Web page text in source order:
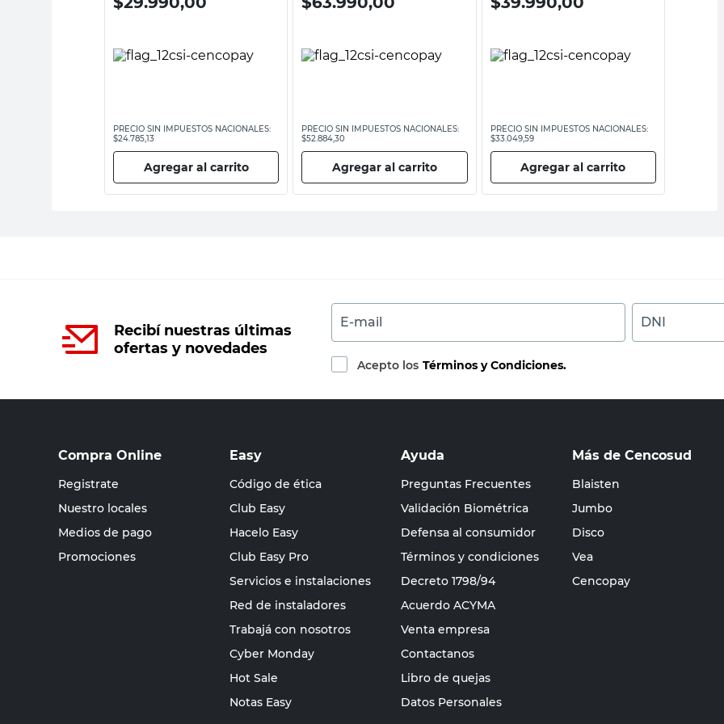
PRECIO SIN IMPUESTOS NACIONALES:
$24.785,13
Agregar al carrito
PRECIO SIN IMPUESTOS NACIONALES:
$52.884,30
Agregar al carrito
PRECIO SIN IMPUESTOS NACIONALES:
$33.049,59
Agregar al carrito
Recibí nuestras últimas
ofertas y novedades
E-mail DNI
Acepto los Términos y Condiciones.
Compra Online
Registrate
Nuestro locales
Medios de pago
Promociones
Easy
Código de ética
Club Easy
Hacelo Easy
Club Easy Pro
Servicios e instalaciones
Red de instaladores
Trabajá con nosotros
Cyber Monday
Hot Sale
Notas Easy
Ayuda
Preguntas Frecuentes
Validación Biométrica
Defensa al consumidor
Términos y condiciones
Decreto 1798/94
Acuerdo ACYMA
Venta empresa
Contactanos
Libro de quejas
Datos Personales
Más de Cencosud
Blaisten
Jumbo
Disco
Vea
Cencopay